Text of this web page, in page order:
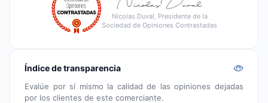
Nicolas Duval, Presidente de la
Sociedad de Opiniones Contrastadas
Índice de transparencia
Evalúe por sí mismo la calidad de las opiniones dejadas
por los clientes de este comerciante.